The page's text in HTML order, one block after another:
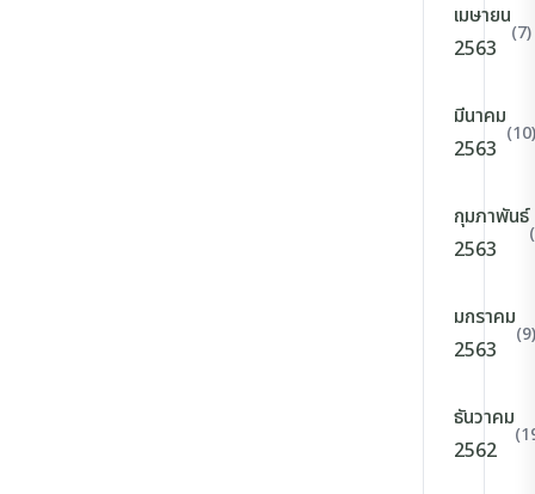
เมษายน
2563
(7)
มีนาคม
2563
(10)
กุมภาพันธ์
2563
มกราคม
2563
(9)
ธันวาคม
2562